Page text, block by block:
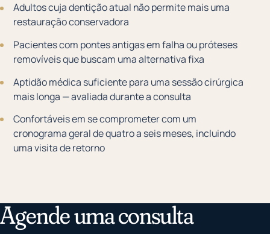
Adultos cuja dentição atual não permite mais uma
restauração conservadora
Pacientes com pontes antigas em falha ou próteses
removíveis que buscam uma alternativa fixa
Aptidão médica suficiente para uma sessão cirúrgica
mais longa — avaliada durante a consulta
Confortáveis em se comprometer com um
cronograma geral de quatro a seis meses, incluindo
uma visita de retorno
Agende uma consulta